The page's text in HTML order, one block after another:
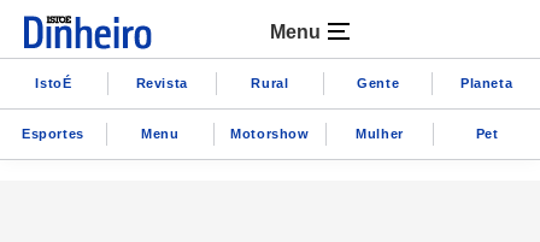
Menu
IstoÉ Revista Rural Gente Planeta
Esportes Menu Motorshow Mulher Pet